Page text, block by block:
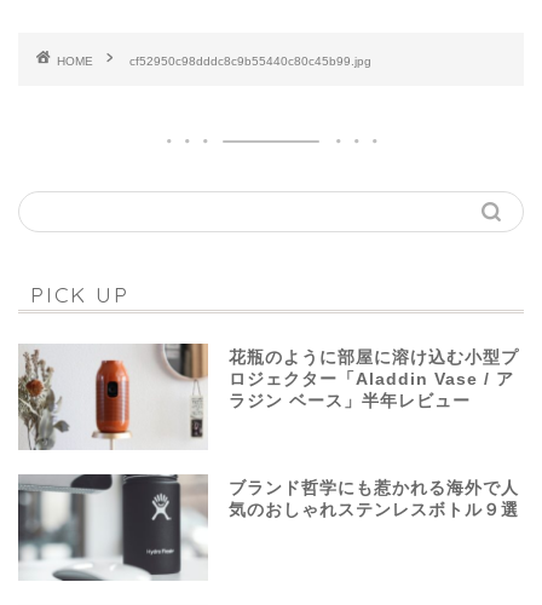
HOME cf52950c98dddc8c9b55440c80c45b99.jpg
PICK UP
花瓶のように部屋に溶け込む小型プ
ロジェクター「Aladdin Vase / ア
ラジン ベース」半年レビュー
ブランド哲学にも惹かれる海外で人
気のおしゃれステンレスボトル９選